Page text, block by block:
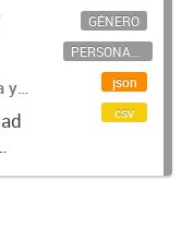
y
GÉNERO
PERSONAL CIENTÍFICO-TECNOLÓGICO
json
csv